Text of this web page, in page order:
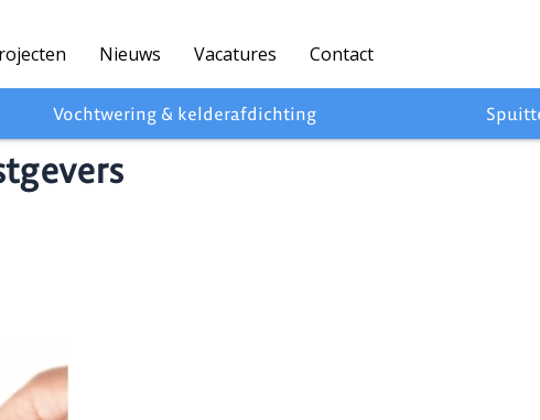
Nieuws Vacatures Contact
Vochtwering & kelderafdichting